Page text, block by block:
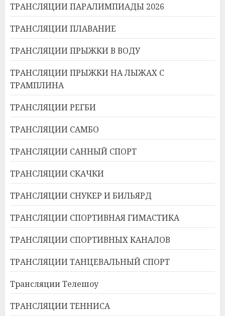
ТРАНСЛЯЦИИ ПАРАЛИМПИАДЫ 2026
ТРАНСЛЯЦИИ ПЛАВАНИЕ
ТРАНСЛЯЦИИ ПРЫЖКИ В ВОДУ
ТРАНСЛЯЦИИ ПРЫЖКИ НА ЛЫЖАХ С
ТРАМПЛИНА
ТРАНСЛЯЦИИ РЕГБИ
ТРАНСЛЯЦИИ САМБО
ТРАНСЛЯЦИИ САННЫЙ СПОРТ
ТРАНСЛЯЦИИ СКАЧКИ
ТРАНСЛЯЦИИ СНУКЕР И БИЛЬЯРД
ТРАНСЛЯЦИИ СПОРТИВНАЯ ГИМАСТИКА
ТРАНСЛЯЦИИ СПОРТИВНЫХ КАНАЛОВ
ТРАНСЛЯЦИИ ТАНЦЕВАЛЬНЫЙ СПОРТ
Трансляции Телешоу
ТРАНСЛЯЦИИ ТЕННИСА